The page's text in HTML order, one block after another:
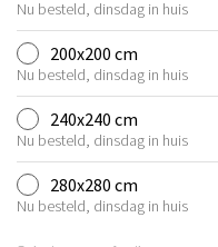
Nu besteld, dinsdag in huis
200x200 cm
Nu besteld, dinsdag in huis
240x240 cm
Nu besteld, dinsdag in huis
280x280 cm
Nu besteld, dinsdag in huis